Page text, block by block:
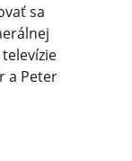
sa
a Peter